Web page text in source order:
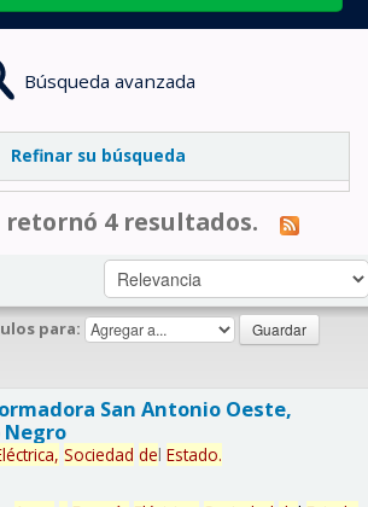
Búsqueda avanzada
Refinar su búsqueda
retornó 4 resultados.
para:
San Antonio Oeste,
Sociedad del Estado.